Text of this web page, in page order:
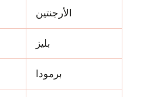
الأرجنتين
بليز
برمودا